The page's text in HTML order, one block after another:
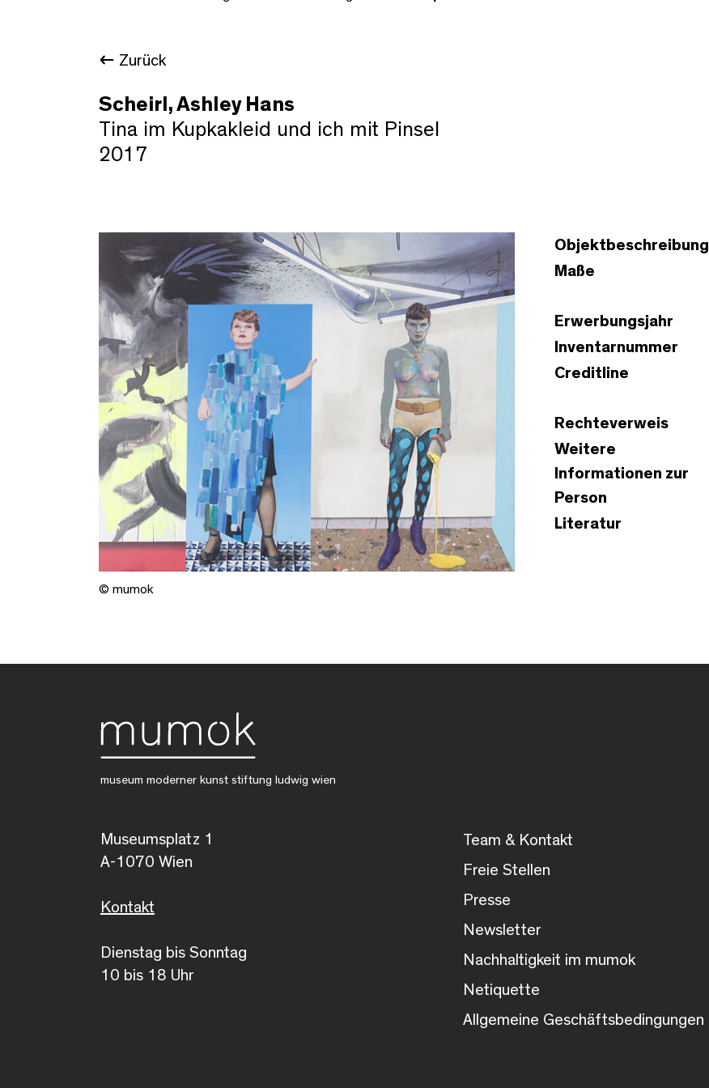
Zurück
Scheirl, Ashley Hans
Tina im Kupkakleid und ich mit Pinsel
2017
© mumok
Objektbeschreibung
Maße
Erwerbungsjahr
Inventarnummer
Creditline
Rechteverweis
Weitere
Informationen zur
Person
Literatur
museum moderner kunst stiftung ludwig wien
Museumsplatz 1
A-1070 Wien
Kontakt
Dienstag bis Sonntag
10 bis 18 Uhr
Team & Kontakt
Freie Stellen
Presse
Newsletter
Nachhaltigkeit im mumok
Netiquette
Allgemeine Geschäftsbedingungen